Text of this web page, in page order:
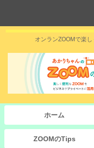
オンランZOOMで楽
ホーム
ZOOMのTips